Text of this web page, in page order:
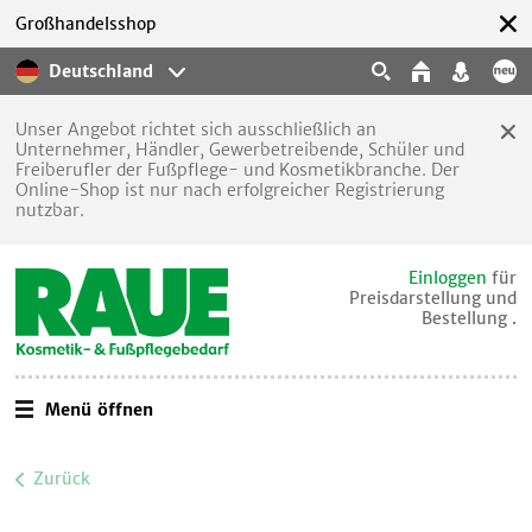
Deutschland
Großhandelsshop
Unser Angebot richtet sich ausschließlich an
Unternehmer, Händler, Gewerbetreibende, Schüler und
Freiberufler der Fußpflege- und Kosmetikbranche. Der
Online-Shop ist nur nach erfolgreicher Registrierung
nutzbar.
Einloggen für
Preisdarstellung und
Bestellung .
Menü öffnen
Zurück